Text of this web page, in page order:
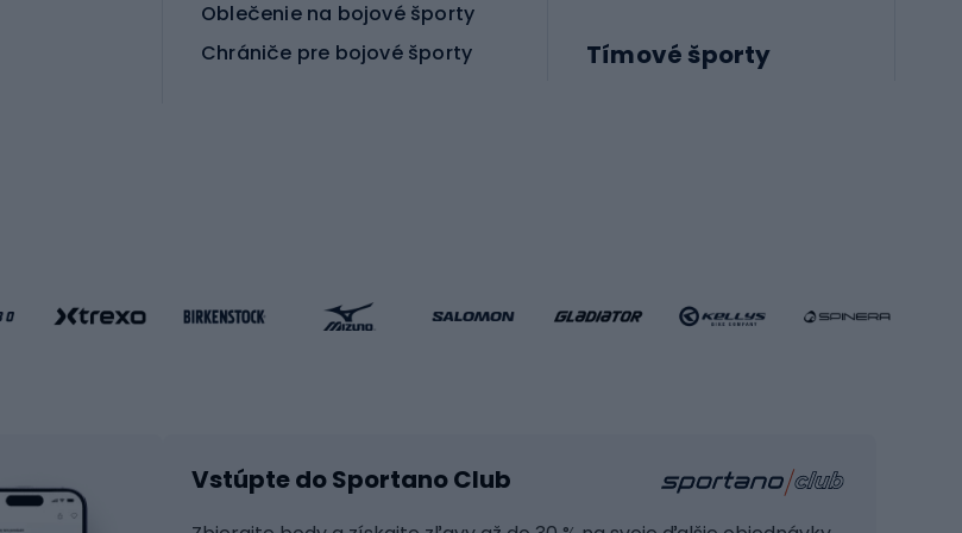
Oblečenie na bojové športy
Chrániče pre bojové športy
Inline korčule
Raketové športy
Tímové športy
Basketbalové oblečenie
Posilňovacie zariadenie
Vstúpte do Sportano Club